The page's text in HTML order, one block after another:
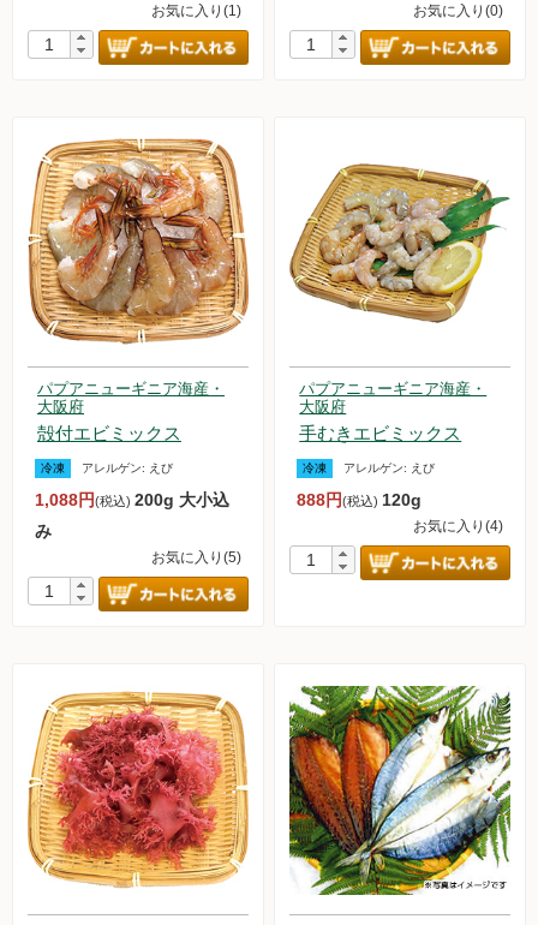
お気に入り(1) お気に入り(0)
パプアニューギニア海産・
大阪府
殻付エビミックス
冷凍 アレルゲン: えび
1,088円(税込) 200g 大小込
み
お気に入り(5)
パプアニューギニア海産・
大阪府
手むきエビミックス
冷凍 アレルゲン: えび
888円(税込) 120g
お気に入り(4)